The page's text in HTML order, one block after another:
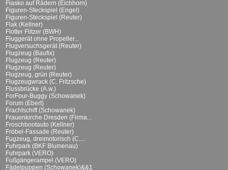
Fiasko auf Rädern (Eichhorn)
Figuren-Steckspiel (Engel)
Figuren-Steckspiel (Reuter)
Flak (Kellner)
Flotter Flitzer (BWH)
Fluggerät ohne Propeller...
Flugversuchsgerät (Reuter)
Flugzeug (Baufix)
Flugzeug (Reuter)
Flugzeug (Reuter)
Flugzeug, grün (Reuter)
Flugzeugwrack (C. Fritzsche)
Flussbrücke (A.w.)
ForFour-Buggy (Schowanek)
Forum (Ebert)
Frachtschiff (Schowanek)
Frauenkirche Dresden (Firma...
Froschbootauto (Kellner)
Fröbel-Fassade (Reuter)
Fugzeug, dreimotorisch (C....
Fuhrpark (BKF Blumenau)
Fuhrpark (VERO)
Fußgängerampel (VERO)
Fädelpuppen (Schowanek)&&1